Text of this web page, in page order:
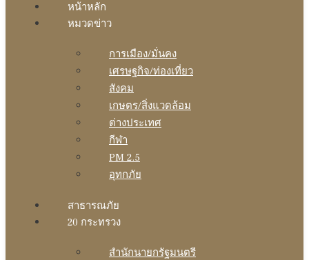
หน้าหลัก
หมวดข่าว
การเมือง/มั่นคง
เศรษฐกิจ/ท่องเที่ยว
สังคม
เกษตร/สิ่งแวดล้อม
ต่างประเทศ
กีฬา
PM 2.5
อุทกภัย
สาธารณภัย
20 กระทรวง
สํานักนายกรัฐมนตรี